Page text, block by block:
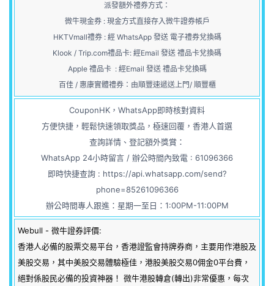
派發額外禮券方式：
微牛現金券 : 現金方式直接存入微牛證券帳戶
HKTVmall禮券 : 經 WhatsApp 發送 電子禮券兌換碼
Klook / Trip.com禮品卡: 經Email 發送 禮品卡兌換碼
Apple 禮品卡 : 經Email 發送 禮品卡兌換碼
百佳 / 惠康實體禮券：由順豐速遞送上門/ 順豐櫃
CouponHK，WhatsApp即時核對資料
方便快捷，輕鬆快速領取獎品，極速回覆，香港人首選
查詢詳情、登記額外獎賞：
WhatsApp 24小時留言 / 辦公時間內致電 : 61096366
即時快捷查詢 : https://api.whatsapp.com/send?
phone=85261096366
辦公時間專人跟進：星期一至日：1:00PM-11:00PM
Webull - 微牛證券評價:
香港人必備的股票交易平台，香港證監會持牌券商，主要用作港股及
美股交易，其中美股交易體驗極佳，港股美股交易0佣金0平台費，
絕對係股民必備的投資神器！ 微牛港股轉倉(轉出)非常優惠，每次